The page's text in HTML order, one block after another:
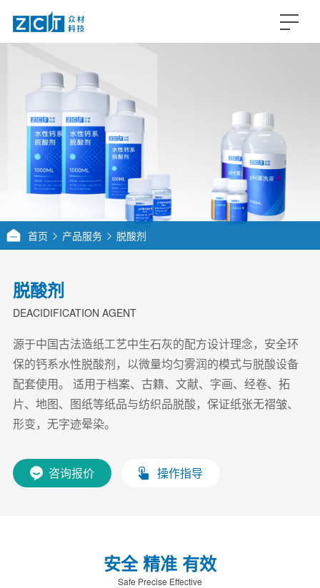
首页 产品服务 脱酸剂
脱酸剂
DEACIDIFICATION AGENT
源于中国古法造纸工艺中生石灰的配方设计理念，安全环
保的钙系水性脱酸剂，以微量均匀雾润的模式与脱酸设备
配套使用。 适用于档案、古籍、文献、字画、经卷、拓
片、地图、图纸等纸品与纺织品脱酸，保证纸张无褶皱、
形变，无字迹晕染。
咨询报价 操作指导
安全 精准 有效
Safe Precise Effective